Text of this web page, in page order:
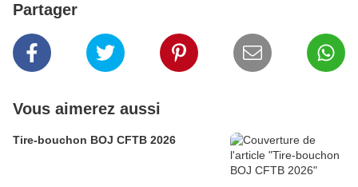
Partager
Vous aimerez aussi
Tire-bouchon BOJ CFTB 2026